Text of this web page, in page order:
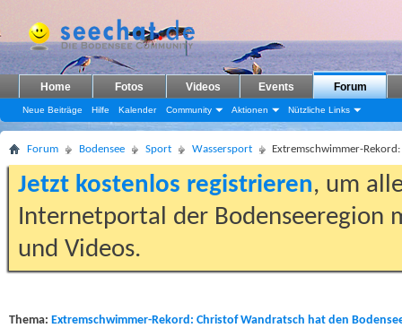
Home Fotos Videos Events Forum
Neue Beiträge Hilfe Kalender Community Aktionen Nützliche Links
Forum Bodensee Sport Wassersport Extremschwimmer-
Jetzt kostenlos registrieren, um
Internetportal der Bodenseeregion
und Videos.
Thema: Extremschwimmer-Rekord: Christof Wandratsch hat den